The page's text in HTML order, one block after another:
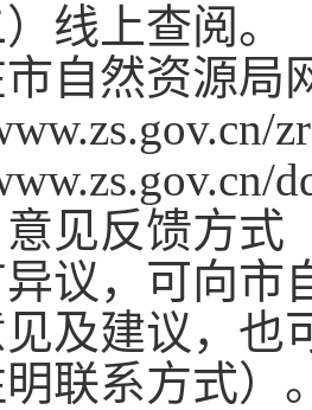
上查阅。
然资源局
反馈方式
，可向市自
及建议，也
明联系方